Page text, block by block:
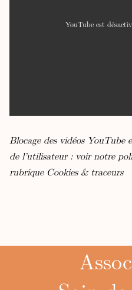
YouTube est
Blocage des vidéos YouTube
de l’utilisateur : voirnotre
rubrique Cookies & traceurs